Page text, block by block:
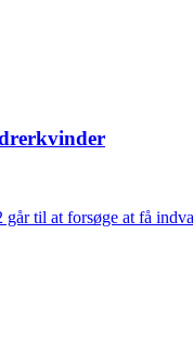
til at forsøge at få